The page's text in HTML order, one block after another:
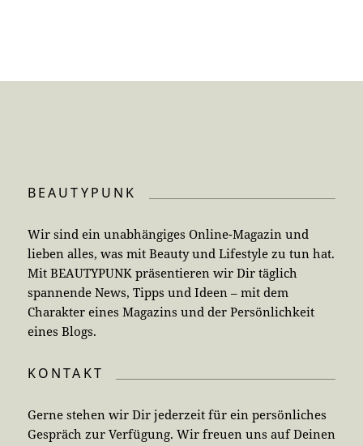
BEAUTYPUNK
Wir sind ein unabhängiges Online-Magazin und
lieben alles, was mit Beauty und Lifestyle zu tun hat.
Mit BEAUTYPUNK präsentieren wir Dir täglich
spannende News, Tipps und Ideen – mit dem
Charakter eines Magazins und der Persönlichkeit
eines Blogs.
KONTAKT
Gerne stehen wir Dir jederzeit für ein persönliches
Gespräch zur Verfügung. Wir freuen uns auf Deinen